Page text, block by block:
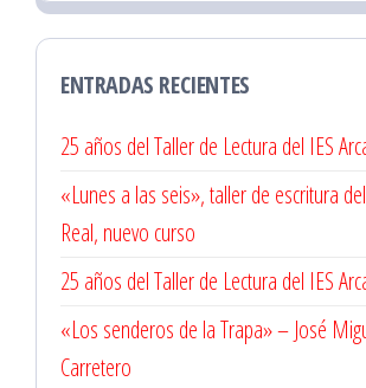
ENTRADAS RECIENTES
25 años del Taller de Lectura del IES
«Lunes a las seis», taller de escritura
Real, nuevo curso
25 años del Taller de Lectura del IES
«Los senderos de la Trapa» – José
Carretero